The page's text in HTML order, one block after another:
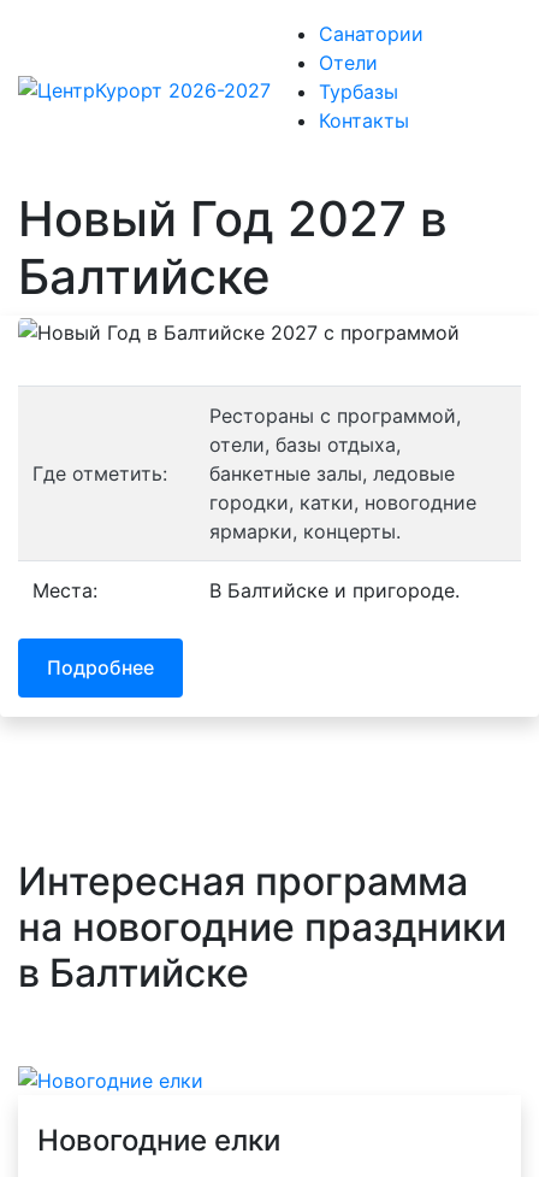
Санатории
Отели
Турбазы
Контакты
Новый Год 2027 в
Балтийске
Где отметить:
Рестораны с программой,
отели, базы отдыха,
банкетные залы, ледовые
городки, катки, новогодние
ярмарки, концерты.
Места: В Балтийске и пригороде.
Подробнее
Интересная программа
на новогодние праздники
в Балтийске
Новогодние елки